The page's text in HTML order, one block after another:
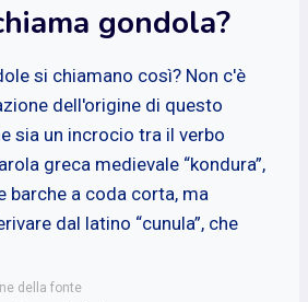
gondola?
si chiamano così? Non c'è
dell'origine di questo
sia un incrocio tra il verbo
greca medievale “kondura”,
barche a coda corta, ma
dal latino “cunula”, che
della fonte